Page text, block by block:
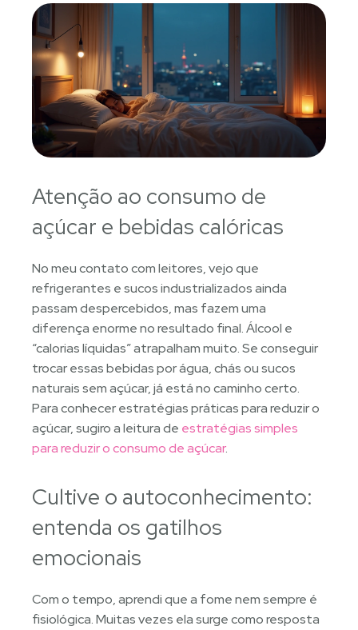
Atenção ao consumo de
açúcar e bebidas calóricas
No meu contato com leitores, vejo que
refrigerantes e sucos industrializados ainda
passam despercebidos, mas fazem uma
diferença enorme no resultado final. Álcool e
“calorias líquidas” atrapalham muito. Se conseguir
trocar essas bebidas por água, chás ou sucos
naturais sem açúcar, já está no caminho certo.
Para conhecer estratégias práticas para reduzir o
açúcar, sugiro a leitura de estratégias simples
para reduzir o consumo de açúcar.
Cultive o autoconhecimento:
entenda os gatilhos
emocionais
Com o tempo, aprendi que a fome nem sempre é
fisiológica. Muitas vezes ela surge como resposta